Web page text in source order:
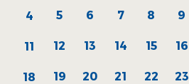
4 5 6 7 8 9
11 12 13 14 15 16
18 19 20 21 22 23